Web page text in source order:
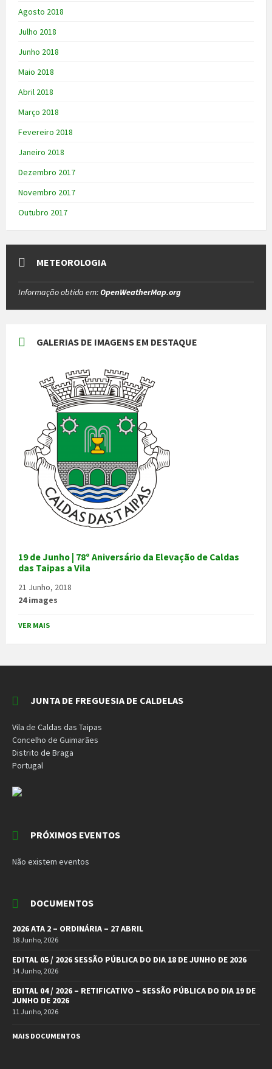
Agosto 2018
Julho 2018
Junho 2018
Maio 2018
Abril 2018
Março 2018
Fevereiro 2018
Janeiro 2018
Dezembro 2017
Novembro 2017
Outubro 2017
METEOROLOGIA
Informação obtida em:OpenWeatherMap.org
GALERIAS DE IMAGENS EM DESTAQUE
19 de Junho | 78º Aniversário da Elevação de Caldas
das Taipas a Vila
21 Junho, 2018
24 images
VER MAIS
JUNTA DE FREGUESIA DE CALDELAS
Vila de Caldas das Taipas
Concelho de Guimarães
Distrito de Braga
Portugal
PRÓXIMOS EVENTOS
Não existem eventos
DOCUMENTOS
2026 ATA 2 – ORDINÁRIA – 27 ABRIL
18 Junho, 2026
EDITAL 05 / 2026 SESSÃO PÚBLICA DO DIA 18 DE JUNHO DE 2026
14 Junho, 2026
EDITAL 04 / 2026 – RETIFICATIVO – SESSÃO PÚBLICA DO DIA 19 DE
JUNHO DE 2026
11 Junho, 2026
MAIS DOCUMENTOS